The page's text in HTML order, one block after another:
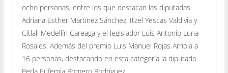
ocho personas, entre los que destacan las diputadas
Adriana Esther Martínez Sánchez, Itzel Yescas Valdivia y
Citlali Medellín Careaga y el legislador Luis Antonio Luna
Rosales. Además del premio Luis Manuel Rojas Arriola a
16 personas, destacando en esta categoría la diputada